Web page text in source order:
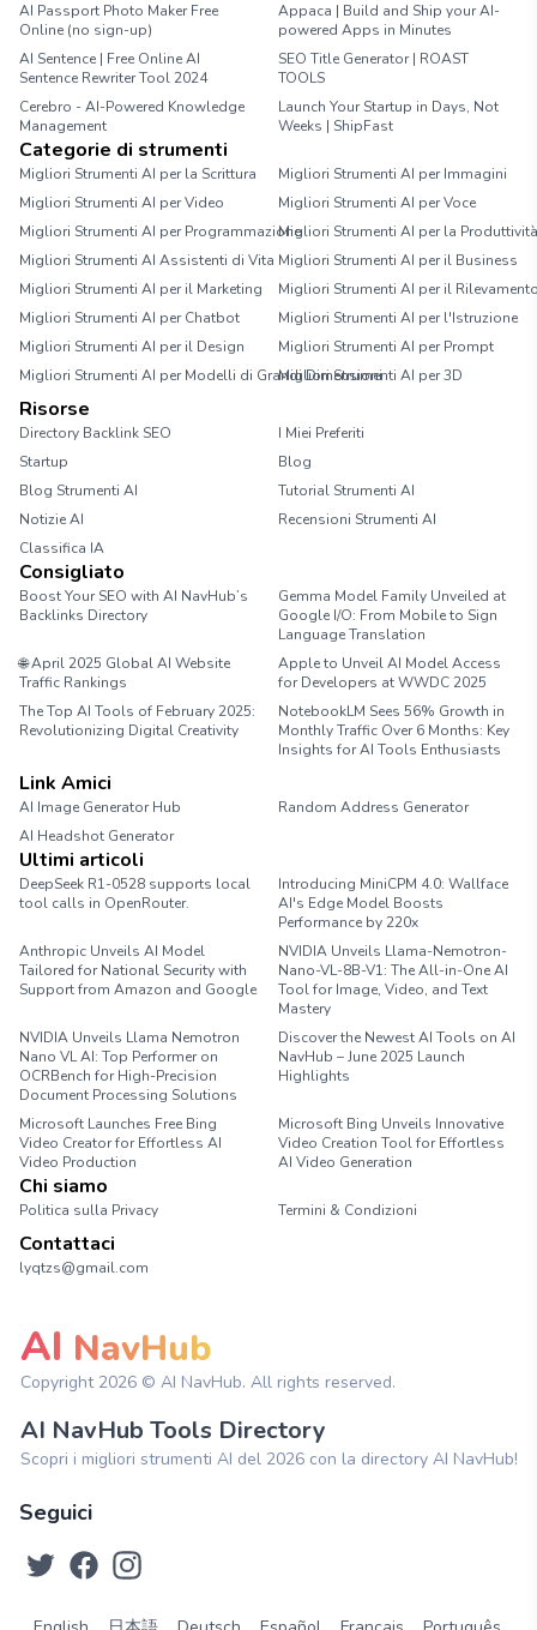
AI Passport Photo Maker Free
Online (no sign-up)
Appaca | Build and Ship your AI-
powered Apps in Minutes
AI Sentence | Free Online AI
Sentence Rewriter Tool 2024
SEO Title Generator | ROAST
TOOLS
Cerebro - AI-Powered Knowledge
Management
Launch Your Startup in Days, Not
Weeks | ShipFast
Categorie di strumenti
Migliori Strumenti AI per la Scrittura
Migliori Strumenti AI per Immagini
Migliori Strumenti AI per Video
Migliori Strumenti AI per Voce
Migliori Strumenti AI per ProgrammazioneMigliori Strumenti AI per la Produttività
Migliori Strumenti AI Assistenti di Vita Migliori Strumenti AI per il Business
Migliori Strumenti AI per il Marketing
Migliori Strumenti AI per il
Migliori Strumenti AI per Chatbot
Migliori Strumenti AI per l'Istruzione
Migliori Strumenti AI per il Design
Migliori Strumenti AI per Prompt
Migliori Strumenti AI per Modelli di Grandi Dimensioni
Migliori Strumenti AI per 3D
Risorse
Directory Backlink SEO
I Miei Preferiti
Startup
Blog
Blog Strumenti AI
Tutorial Strumenti AI
Notizie AI
Recensioni Strumenti AI
Classifica IA
Consigliato
Boost Your SEO with AI NavHub’s
Backlinks Directory
Gemma Model Family Unveiled at
Google I/O: From Mobile to Sign
Language Translation
🌐 April 2025 Global AI Website
Traffic Rankings
Apple to Unveil AI Model Access
for Developers at WWDC 2025
The Top AI Tools of February 2025:
Revolutionizing Digital Creativity
NotebookLM Sees 56% Growth in
Monthly Traffic Over 6 Months: Key
Insights for AI Tools Enthusiasts
Link Amici
AI Image Generator Hub
Random Address Generator
AI Headshot Generator
Ultimi articoli
DeepSeek R1-0528 supports local
tool calls in OpenRouter.
Introducing MiniCPM 4.0: Wallface
AI's Edge Model Boosts
Performance by 220x
Anthropic Unveils AI Model
Tailored for National Security with
Support from Amazon and Google
NVIDIA Unveils Llama-Nemotron-
Nano-VL-8B-V1: The All-in-One AI
Tool for Image, Video, and Text
Mastery
NVIDIA Unveils Llama Nemotron
Nano VL AI: Top Performer on
OCRBench for High-Precision
Document Processing Solutions
Discover the Newest AI Tools on AI
NavHub – June 2025 Launch
Highlights
Microsoft Launches Free Bing
Video Creator for Effortless AI
Video Production
Microsoft Bing Unveils Innovative
Video Creation Tool for Effortless
AI Video Generation
Chi siamo
Politica sulla Privacy Termini & Condizioni
Contattaci
lyqtzs@gmail.com
AI NavHub
Copyright 2026© AI NavHub. All rights reserved.
AI NavHub Tools Directory
Scopri i migliori strumenti AI del 2026 con la directory AI NavHub!
Seguici